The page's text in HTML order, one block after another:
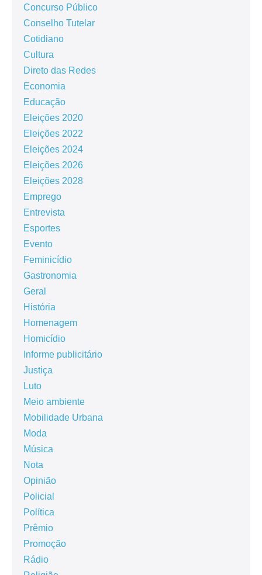
Concurso Público
Conselho Tutelar
Cotidiano
Cultura
Direto das Redes
Economia
Educação
Eleições 2020
Eleições 2022
Eleições 2024
Eleições 2026
Eleições 2028
Emprego
Entrevista
Esportes
Evento
Feminicídio
Gastronomia
Geral
História
Homenagem
Homicídio
Informe publicitário
Justiça
Luto
Meio ambiente
Mobilidade Urbana
Moda
Música
Nota
Opinião
Policial
Política
Prêmio
Promoção
Rádio